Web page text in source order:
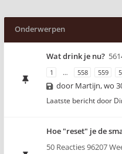
Onderwerpen
Wat drink je nu?
1 … 558 559
door Martijn,wo
Laatste bericht door
Hoe "reset" je de
50 Reacties 96207